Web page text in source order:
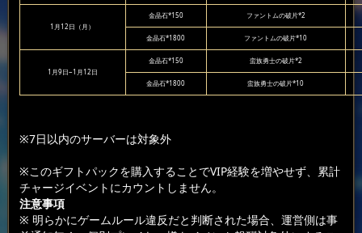
1月12日（月）
金晶石*150 ファントムの破片*2
金晶石*1800 ファントムの破片*10
1月9日~1月12日
金晶石*150 蛮族勇士の破片*2
金晶石*1800 蛮族勇士の破片*10
※7日以内のサーバーは対象外
※このギフトパックを購入することでVIP経験を増やせず、累計
チャージイベントにカウントしません。
注意事項
※ 明らかにゲームルール違反だと判断された場合、運営側は事